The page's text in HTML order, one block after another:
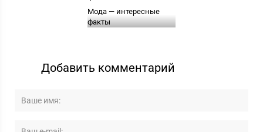
Мода — интересные
факты
Добавить комментарий